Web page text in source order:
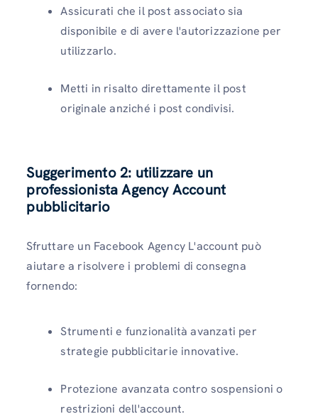
Assicurati che il post associato sia
disponibile e di avere l'autorizzazione per
utilizzarlo.
Metti in risalto direttamente il post
originale anziché i post condivisi.
Suggerimento 2: utilizzare un
professionista Agency Account
pubblicitario
Sfruttare un Facebook Agency L'account può
aiutare a risolvere i problemi di consegna
fornendo:
Strumenti e funzionalità avanzati per
strategie pubblicitarie innovative.
Protezione avanzata contro sospensioni o
restrizioni dell'account.